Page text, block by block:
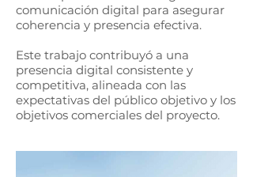
comunicación digital para asegurar
coherencia y presencia efectiva.
Este trabajo contribuyó a una
presencia digital consistente y
competitiva, alineada con las
expectativas del público objetivo y los
objetivos comerciales del proyecto.